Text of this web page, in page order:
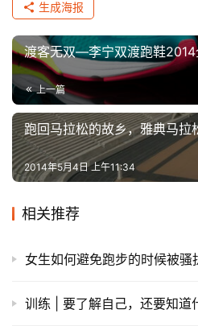
生成海报
渡客无双—李宁双渡跑鞋2014
上一篇
跑回马拉松的故乡，雅典马拉
2014年5月4日 上午11:34
相关推荐
女生如何避免跑步的时候被骚
训练 | 要了解自己，还要知道